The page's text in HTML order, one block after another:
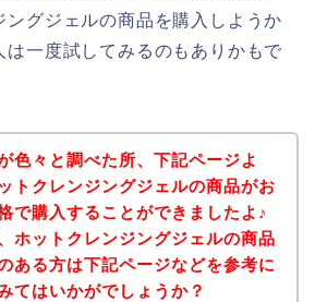
ングジェルの商品を購入しようか
は一度試してみるのもありかもで
色々と調べた所、下記ページよ
トクレンジングジェルの商品がお
で購入することができましたよ♪
ホットクレンジングジェルの商品
ある方は下記ページなどを参考に
てはいかがでしょうか？